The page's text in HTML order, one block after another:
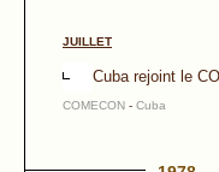
JUILLET
Cuba rejoint le
COMECON - Cuba